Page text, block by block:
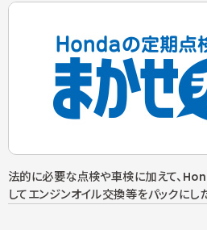
法的に必要な点検や車検に加えて、
してエンジンオイル交換等をパックにし